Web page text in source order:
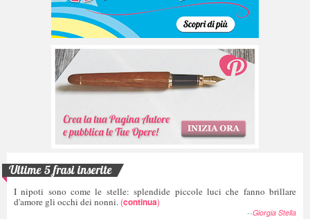
Ultime 5 frasi inserite
I nipoti sono come le stelle: splendide piccole luci che fanno brillare
d'amore gli occhi dei nonni. (continua)
--Giorgia Stella